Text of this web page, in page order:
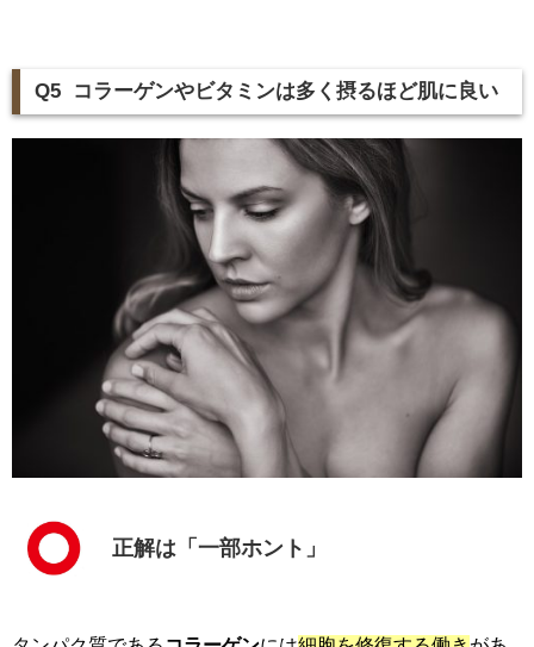
Q5 コラーゲンやビタミンは多く摂るほど肌に良い
正解は「一部ホント」